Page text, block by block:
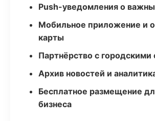
Push-уведомления о
Мобильное приложение и
карты
Партнёрство с
Архив новостей и
Бесплатное размещение
бизнеса